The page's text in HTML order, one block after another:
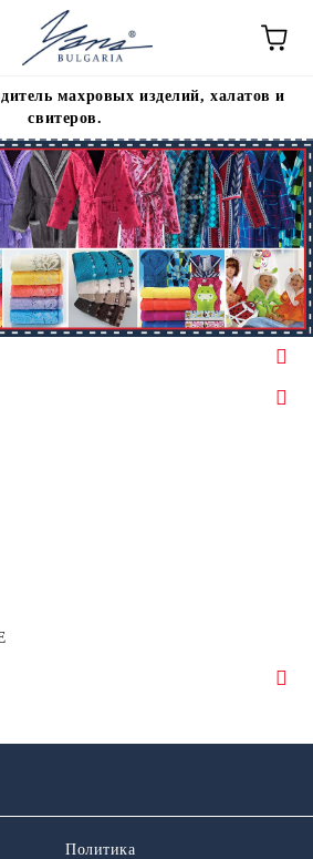
махровых изделий, халатов и
свитеров.
Политика